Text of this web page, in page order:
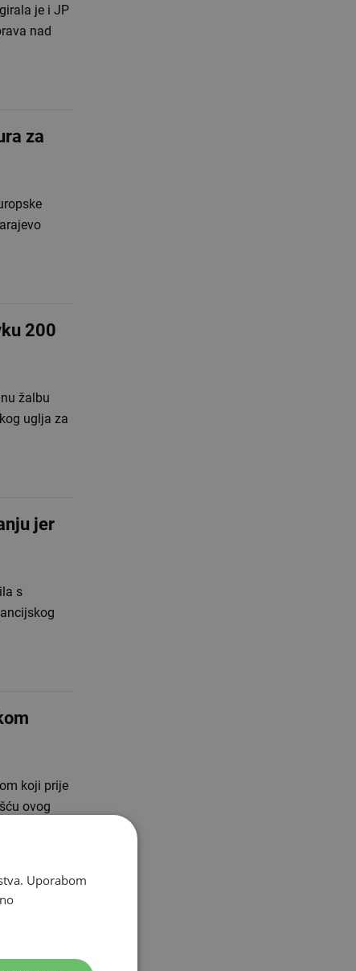
je i JP
nad
za
200
žalbu
uglja za
jer
s
koji prije
ovog
Uporabom